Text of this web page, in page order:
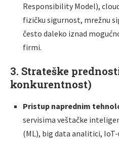
Responsibility Model),
fizičku sigurnost, mrežnu
često daleko iznad
firmi.
3. Strateške
konkurentnost)
Pristup naprednim
servisima veštačke
(ML), big data analitici,